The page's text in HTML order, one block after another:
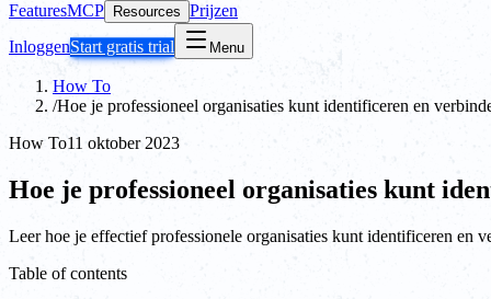
FeaturesMCP Resources Prijzen
InloggenStart gratis trial Menu
How To
/Hoe je professioneel organisaties kunt identificeren en
How To11 oktober 2023
Hoe je professioneel organisaties kunt
Leer hoe je effectief professionele organisaties kunt identificeren en
Table of contents